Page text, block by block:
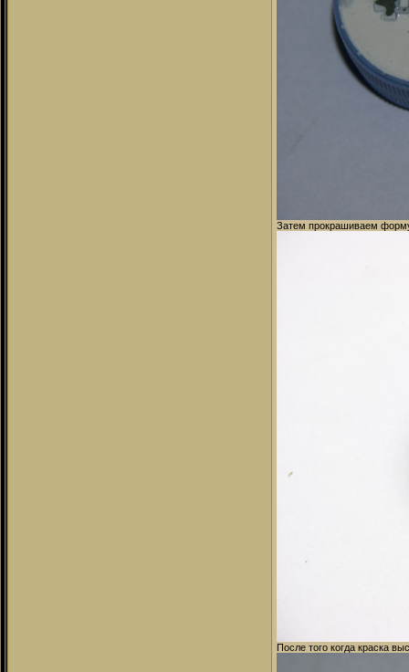
Затем прокрашиваем
После того когда краска